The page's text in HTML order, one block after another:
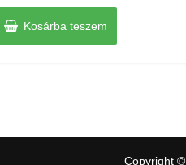
Kosárba teszem
Copyright